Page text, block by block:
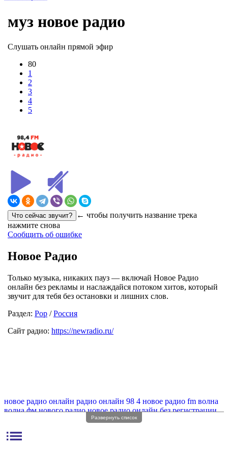
муз новое радио
Слушать онлайн прямой эфир
80
1
2
3
4
5
← чтобы получить название трека
нажмите снова
Сообщить об ошибке
Новое Радио
Только музыка, никаких пауз — включай Новое Радио
онлайн без рекламы и наслаждайся потоком хитов, который
звучит для тебя без остановки и лишних слов.
Раздел: Pop /Россия
Сайт радио: https://newradio.ru/
новое радио онлайн радио онлайн 98 4 новое радио fm волна
волна фм нового радио новое радио онлайн без регистрации
новое радио онлайн без рекламы
фм радио новое радио онлайн
Развернуть список
list